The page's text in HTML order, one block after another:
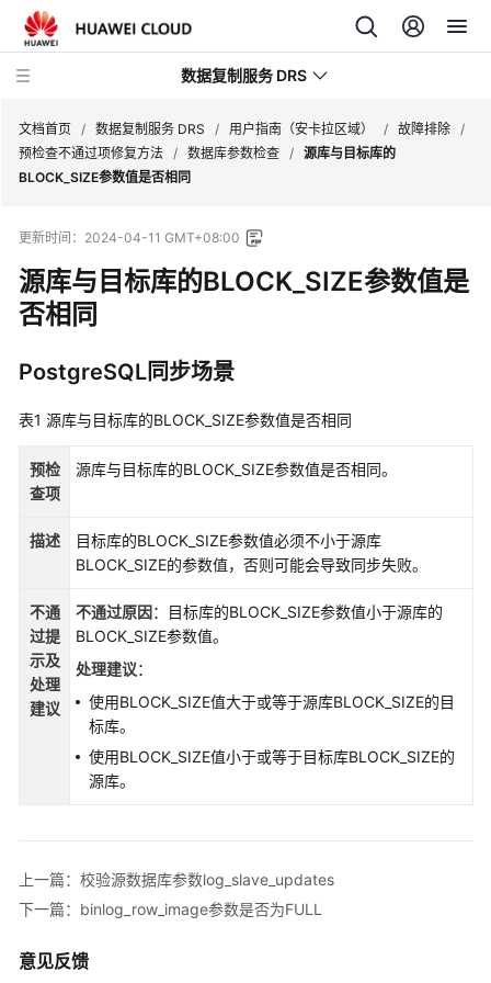
数据复制服务 DRS
动
态
产
介
费
说
入
门
用
户
践
全
文档首页 / 数据复制服务 DRS / 用户指南（安卡拉区域） / 故障排除 /
预检查不通过项修复方法 / 数据库参数检查 / 源库与目标库的
BLOCK_SIZE参数值是否相同
更新时间： 2024-04-11 GMT+08:00
源库与目标库的BLOCK_SIZE参数值是
否相同
PostgreSQL同步场景
表1 源库与目标库的BLOCK_SIZE参数值是否相同
预检
查项
源库与目标库的BLOCK_SIZE参数值是否相同。
描述
目标库的BLOCK_SIZE参数值必须不小于源库
BLOCK_SIZE的参数值，否则可能会导致同步失败。
不通
过提
示及
处理
建议
不通过原因：目标库的BLOCK_SIZE参数值小于源库的
BLOCK_SIZE参数值。
处理建议：
使用BLOCK_SIZE值大于或等于源库BLOCK_SIZE的目
标库。
使用BLOCK_SIZE值小于或等于目标库BLOCK_SIZE的
源库。
上一篇：校验源数据库参数log_slave_updates
下一篇：binlog_row_image参数是否为FULL
意见反馈